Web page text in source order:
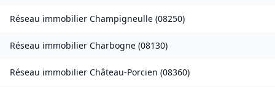
Réseau immobilier Champigneulle (08250)
Réseau immobilier Charbogne (08130)
Réseau immobilier Château-Porcien (08360)